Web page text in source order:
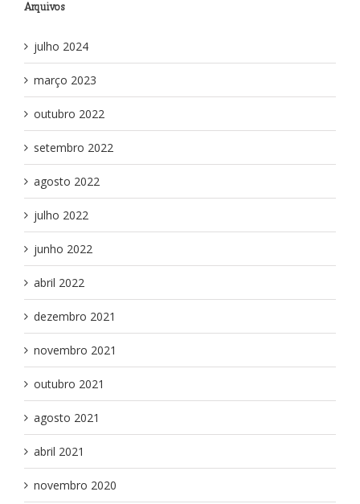
Arquivos
julho 2024
março 2023
outubro 2022
setembro 2022
agosto 2022
julho 2022
junho 2022
abril 2022
dezembro 2021
novembro 2021
outubro 2021
agosto 2021
abril 2021
novembro 2020